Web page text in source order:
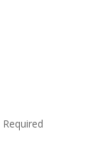
Required